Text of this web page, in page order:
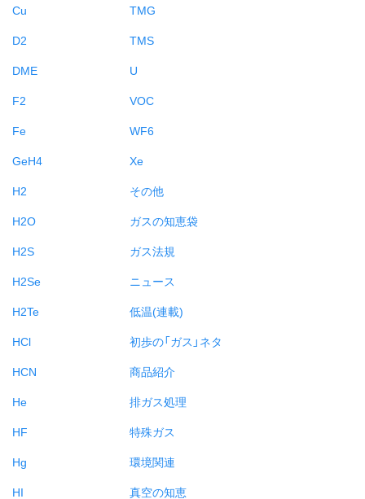
Cu
D2
DME
F2
Fe
GeH4
H2
H2O
H2S
H2Se
H2Te
HCl
HCN
He
HF
Hg
HI
TMG
TMS
U
VOC
WF6
Xe
その他
ガスの知恵袋
ガス法規
ニュース
低温(連載)
初歩の「ガス」ネタ
商品紹介
排ガス処理
特殊ガス
環境関連
真空の知恵